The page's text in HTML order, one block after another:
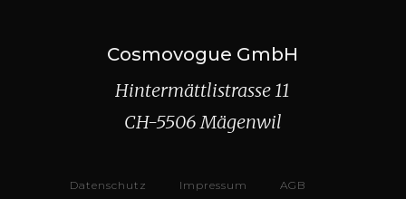
Cosmovogue GmbH
Hintermättlistrasse 11
CH-5506 Mägenwil
Datenschutz Impressum AGB